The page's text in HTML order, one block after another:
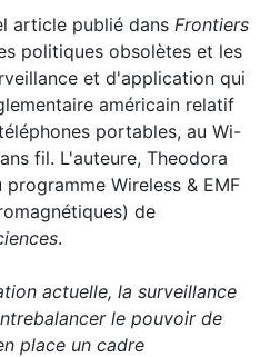
article publié dans Frontiers
politiques obsolètes et les
et d'application qui
américain relatif
portables, au Wi-
fil. L'auteure, Theodora
Wireless & EMF
de
.
actuelle, la surveillance
le pouvoir de
place un cadre